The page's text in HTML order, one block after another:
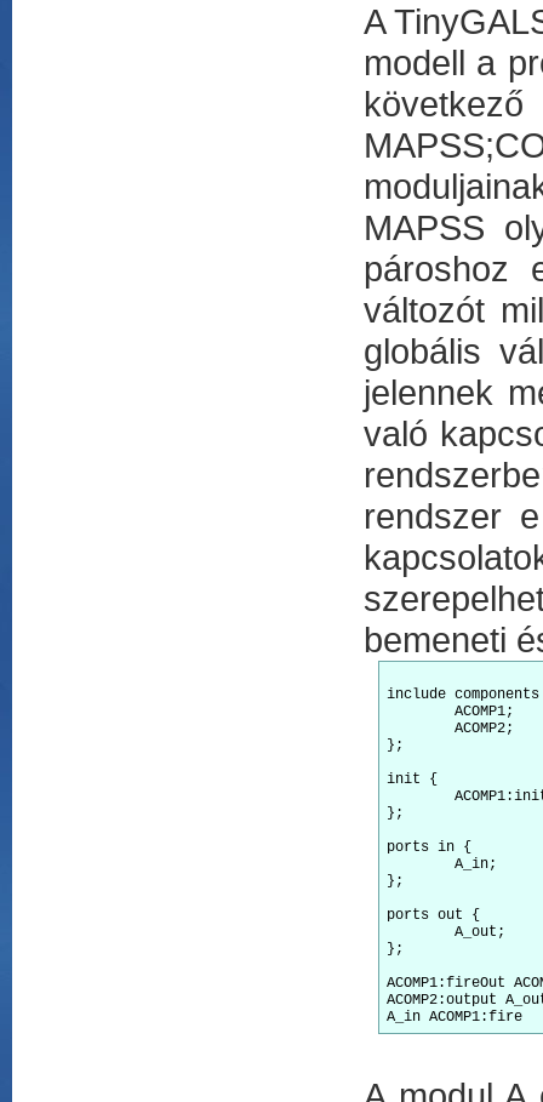
A
modell a
MAPSS
pároshoz
változót
globális
jelennek
való
rendszer
bemeneti
include
};
init {
};
ports in {
};
ports out {
};
ACOMP1:fireOut
ACOMP2:output